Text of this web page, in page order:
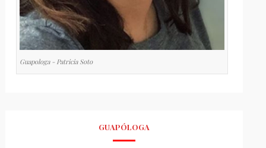
Guapologa - Patricia Soto
GUAPÓLOGA